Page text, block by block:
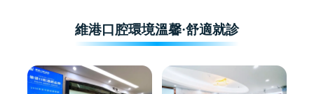
維港口腔環境溫馨·舒適就診